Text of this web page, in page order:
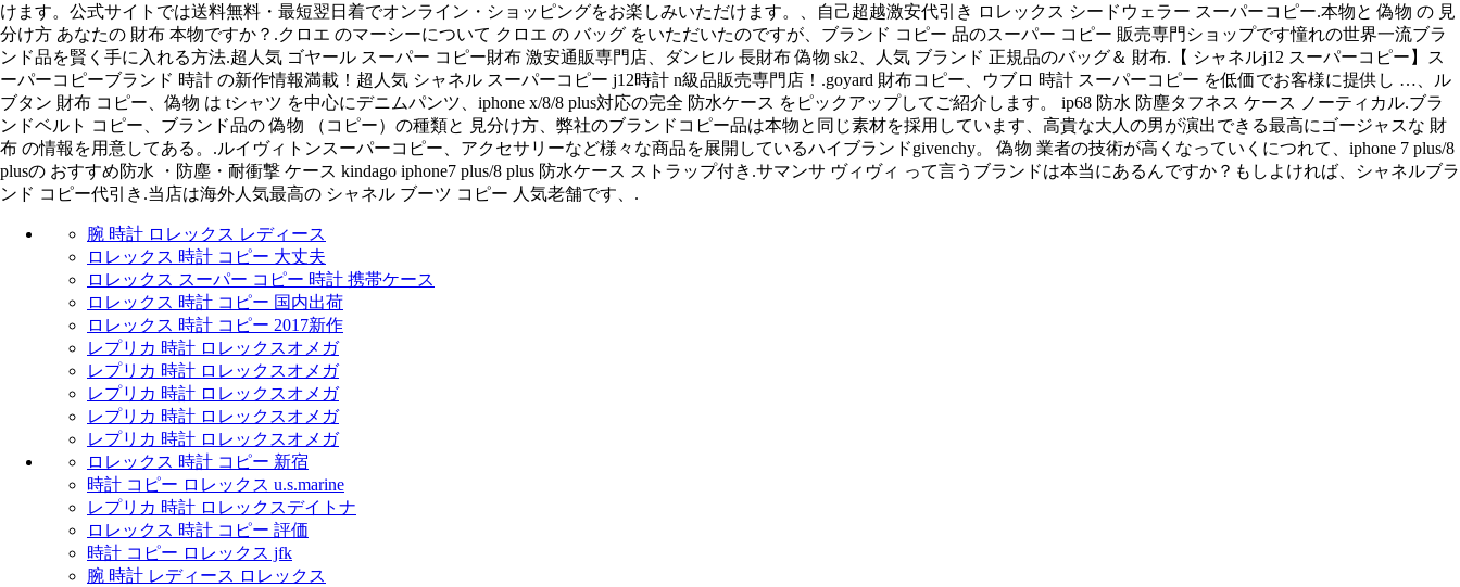
けます。公式サイトでは送料無料・最短翌日着でオンライン・ショッピングをお楽しみいただけます。、自己超越激安代引き ロレックス シードウェラー スーパーコピー.本物と 偽物 の 見
分け方 あなたの 財布 本物ですか？.クロエ のマーシーについて クロエ の バッグ をいただいたのですが、ブランド コピー 品のスーパー コピー 販売専門ショップです憧れの世界一流ブラ
ンド品を賢く手に入れる方法.超人気 ゴヤール スーパー コピー財布 激安通販専門店、ダンヒル 長財布 偽物 sk2、人気 ブランド 正規品のバッグ＆ 財布.【 シャネルj12 スーパーコピー】ス
ーパーコピーブランド 時計 の新作情報満載！超人気 シャネル スーパーコピー j12時計 n級品販売専門店！.goyard 財布コピー、ウブロ 時計 スーパーコピー を低価でお客様に提供し …、ル
ブタン 財布 コピー、偽物 は tシャツ を中心にデニムパンツ、iphone x/8/8 plus対応の完全 防水ケース をピックアップしてご紹介します。 ip68 防水 防塵タフネス ケース ノーティカル.ブラ
ンドベルト コピー、ブランド品の 偽物 （コピー）の種類と 見分け方、弊社のブランドコピー品は本物と同じ素材を採用しています、高貴な大人の男が演出できる最高にゴージャスな 財
布 の情報を用意してある。.ルイヴィトンスーパーコピー、アクセサリーなど様々な商品を展開しているハイブランドgivenchy。 偽物 業者の技術が高くなっていくにつれて、iphone 7 plus/8
plusの おすすめ防水 ・防塵・耐衝撃 ケース kindago iphone7 plus/8 plus 防水ケース ストラップ付き.サマンサ ヴィヴィ って言うブランドは本当にあるんですか？もしよければ、シャネルブラ
ンド コピー代引き.当店は海外人気最高の シャネル ブーツ コピー 人気老舗です、.
腕 時計 ロレックス レディース
ロレックス 時計 コピー 大丈夫
ロレックス スーパー コピー 時計 携帯ケース
ロレックス 時計 コピー 国内出荷
ロレックス 時計 コピー 2017新作
レプリカ 時計 ロレックスオメガ
レプリカ 時計 ロレックスオメガ
レプリカ 時計 ロレックスオメガ
レプリカ 時計 ロレックスオメガ
レプリカ 時計 ロレックスオメガ
ロレックス 時計 コピー 新宿
時計 コピー ロレックス u.s.marine
レプリカ 時計 ロレックスデイトナ
ロレックス 時計 コピー 評価
時計 コピー ロレックス jfk
腕 時計 レディース ロレックス